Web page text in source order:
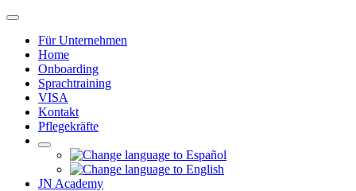
Zum
springen
Navigation
umschalten
Für Unternehmen
Home
Onboarding
Sprachtraining
VISA
Kontakt
Pflegekräfte
JN Academy